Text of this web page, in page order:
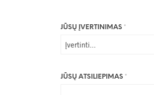
JŪSŲ ĮVERTINIMAS *
JŪSŲ ATSILIEPIMAS *